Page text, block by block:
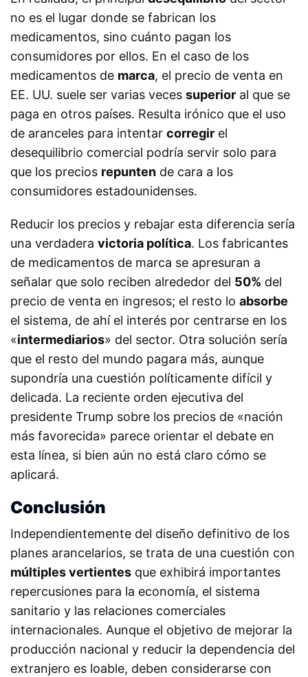
no es el lugar donde se fabrican los
medicamentos, sino cuánto pagan los
consumidores por ellos. En el caso de los
medicamentos de marca, el precio de venta en
EE. UU. suele ser varias veces superior al que se
paga en otros países. Resulta irónico que el uso
de aranceles para intentar corregir el
desequilibrio comercial podría servir solo para
que los precios repunten de cara a los
consumidores estadounidenses.
Reducir los precios y rebajar esta diferencia sería
una verdadera victoria política. Los fabricantes
de medicamentos de marca se apresuran a
señalar que solo reciben alrededor del 50% del
precio de venta en ingresos; el resto lo absorbe
el sistema, de ahí el interés por centrarse en los
«intermediarios» del sector. Otra solución sería
que el resto del mundo pagara más, aunque
supondría una cuestión políticamente difícil y
delicada. La reciente orden ejecutiva del
presidente Trump sobre los precios de «nación
más favorecida» parece orientar el debate en
esta línea, si bien aún no está claro cómo se
aplicará.
Conclusión
Independientemente del diseño definitivo de los
planes arancelarios, se trata de una cuestión con
múltiples vertientes que exhibirá importantes
repercusiones para la economía, el sistema
sanitario y las relaciones comerciales
internacionales. Aunque el objetivo de mejorar la
producción nacional y reducir la dependencia del
extranjero es loable, deben considerarse con